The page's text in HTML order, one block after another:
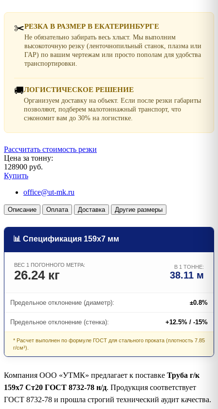
✂️РЕЗКА В РАЗМЕР В ЕКАТЕРИНБУРГЕ
Не обязательно забирать весь хлыст. Мы выполним
высокоточную резку (ленточнопильный станок, плазма или
ГАР) по вашим чертежам или просто пополам для удобства
транспортировки.
🚚ЛОГИСТИЧЕСКОЕ РЕШЕНИЕ
Организуем доставку на объект. Если после резки габариты
позволяют, подберем малотоннажный транспорт, что
сэкономит вам до 30% на логистике.
Рассчитать стоимость резки
Цена за тонну:
128900 руб.
Купить
office@ut-mk.ru
Описание Оплата Доставка Другие размеры
📊 Спецификация 159х7 мм
ВЕС 1 ПОГОННОГО МЕТРА:
26.24 кг
В 1 ТОННЕ:
38.11 м
Предельное отклонение (диаметр): ±0.8%
Предельное отклонение (стенка): +12.5% / -15%
* Расчет выполнен по формуле ГОСТ для стального проката (плотность 7.85
г/см³).
Компания ООО «УТМК» предлагает к поставке Труба г/к
159х7 Ст20 ГОСТ 8732-78 н/д. Продукция соответствует
ГОСТ 8732-78 и прошла строгий технический аудит качества.